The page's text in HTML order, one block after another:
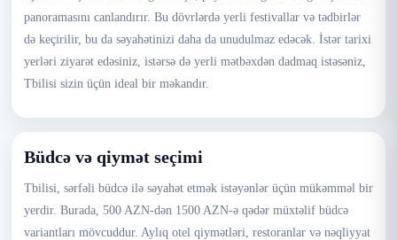
panoramasını canlandırır. Bu dövrlərdə yerli festivallar və tədbirlər
də keçirilir, bu da səyahətinizi daha da unudulmaz edəcək. İstər tarixi
yerləri ziyarət edəsiniz, istərsə də yerli mətbəxdən dadmaq istəsəniz,
Tbilisi sizin üçün ideal bir məkandır.
Büdcə və qiymət seçimi
Tbilisi, sərfəli büdcə ilə səyahət etmək istəyənlər üçün mükəmməl bir
yerdir. Burada, 500 AZN-dən 1500 AZN-ə qədər müxtəlif büdcə
variantları mövcuddur. Aylıq otel qiymətləri, restoranlar və nəqliyyat